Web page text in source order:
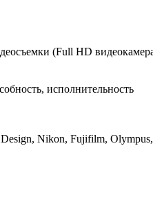
(Full HD
исполнительность
Nikon, Fujifilm,